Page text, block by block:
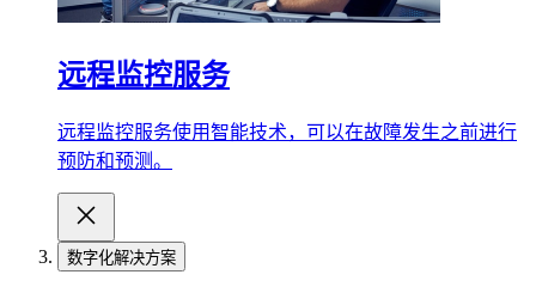
远程监控服务
远程监控服务使用智能技术，可以在故障发生之前进行
预防和预测。
数字化解决方案